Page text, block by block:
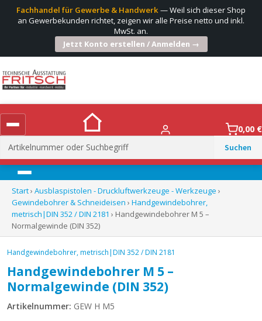
Fachhandel für Gewerbe & Handwerk— Weil sich dieser Shop
an Gewerbekunden richtet, zeigen wir alle Preise netto und inkl.
MwSt. an.
Jetzt Konto erstellen / Anmelden →
Suchen
nach:
0,00 €
Menü
Start› Ausblaspistolen - Druckluftwerkzeuge - Werkzeuge ›
Gewindebohrer & Schneideisen › Handgewindebohrer,
metrisch|DIN 352 / DIN 2181 › Handgewindebohrer M 5 –
Normalgewinde (DIN 352)
Handgewindebohrer, metrisch|DIN 352 / DIN 2181
Handgewindebohrer M 5 –
Normalgewinde (DIN 352)
Artikelnummer: GEW H M5